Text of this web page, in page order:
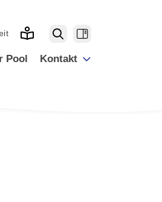
Pool Kontakt